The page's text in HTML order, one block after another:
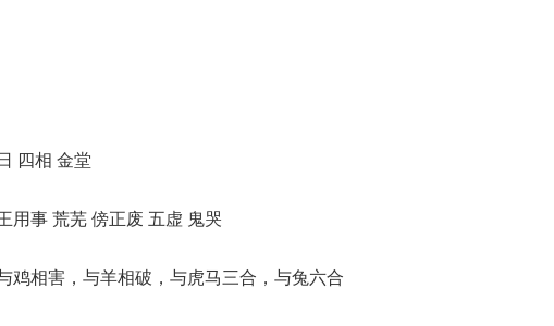
四相 金堂
用事 荒芜 傍正废 五虚 鬼哭
鸡相害，与羊相破，与虎马三合，与兔六合